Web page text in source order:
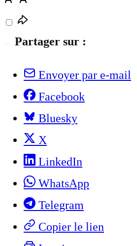
Partager sur :
Envoyer par e-mail
Facebook
Bluesky
X
LinkedIn
WhatsApp
Telegram
Copier le lien